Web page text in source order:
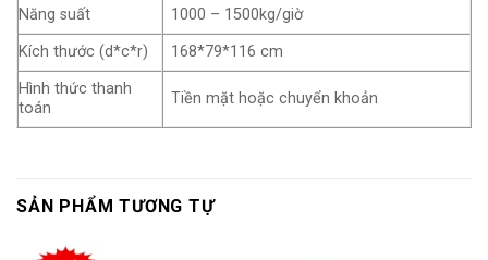
Năng suất
1000 – 1500kg/giờ
Kích thước (d*c*r)
168*79*116 cm
Hình thức thanh
toán
Tiền mặt hoặc chuyển khoản
SẢN PHẨM TƯƠNG TỰ